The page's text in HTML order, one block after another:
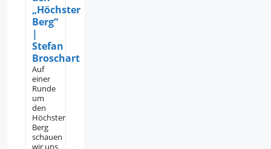
„Höchster
Berg“
|
Stefan
Broschart
Auf
einer
Runde
um
den
Höchster
Berg
schauen
wir uns